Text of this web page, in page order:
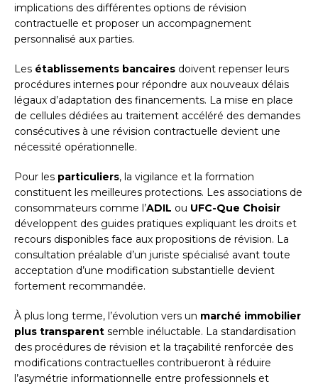
implications des différentes options de révision
contractuelle et proposer un accompagnement
personnalisé aux parties.
Les établissements bancaires doivent repenser leurs
procédures internes pour répondre aux nouveaux délais
légaux d’adaptation des financements. La mise en place
de cellules dédiées au traitement accéléré des demandes
consécutives à une révision contractuelle devient une
nécessité opérationnelle.
Pour les particuliers, la vigilance et la formation
constituent les meilleures protections. Les associations de
consommateurs comme l’ADIL ou UFC-Que Choisir
développent des guides pratiques expliquant les droits et
recours disponibles face aux propositions de révision. La
consultation préalable d’un juriste spécialisé avant toute
acceptation d’une modification substantielle devient
fortement recommandée.
À plus long terme, l’évolution vers un marché immobilier
plus transparent semble inéluctable. La standardisation
des procédures de révision et la traçabilité renforcée des
modifications contractuelles contribueront à réduire
l’asymétrie informationnelle entre professionnels et